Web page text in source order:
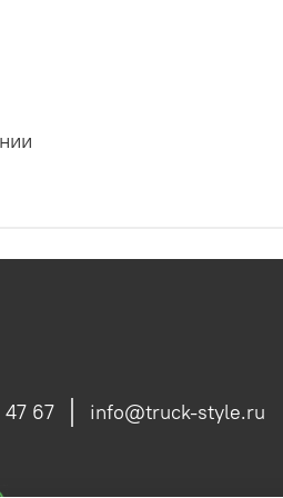
67
info@truck-style.ru